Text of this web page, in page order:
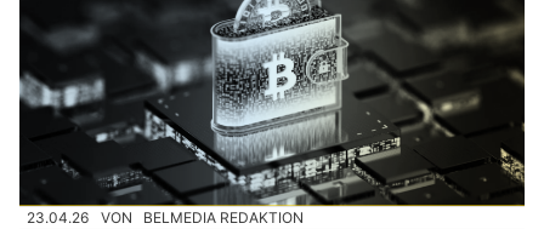
23.04.26 VON BELMEDIA REDAKTION